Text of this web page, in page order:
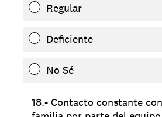
Regular
Deficiente
No Sé
18.- Contacto constante